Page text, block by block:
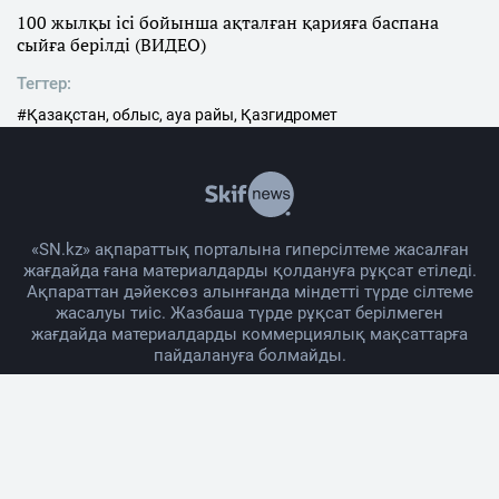
100 жылқы ісі бойынша ақталған қарияға баспана
сыйға берілді (ВИДЕО)
Тегтер:
#Қазақстан, облыс, ауа райы, Қазгидромет
«SN.kz» ақпараттық порталына гиперсілтеме жасалған
жағдайда ғана материалдарды қолдануға рұқсат етіледі.
Ақпараттан дәйексөз алынғанда міндетті түрде сілтеме
жасалуы тиіс. Жазбаша түрде рұқсат берілмеген
жағдайда материалдарды коммерциялық мақсаттарға
пайдалануға болмайды.